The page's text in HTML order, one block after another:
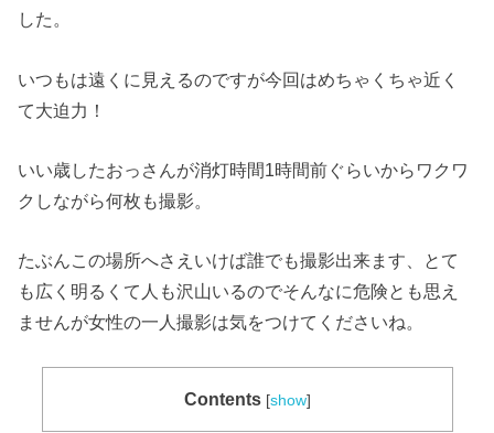
した。
いつもは遠くに見えるのですが今回はめちゃくちゃ近く
て大迫力！
いい歳したおっさんが消灯時間1時間前ぐらいからワクワ
クしながら何枚も撮影。
たぶんこの場所へさえいけば誰でも撮影出来ます、とて
も広く明るくて人も沢山いるのでそんなに危険とも思え
ませんが女性の一人撮影は気をつけてくださいね。
Contents [show]